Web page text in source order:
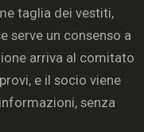
taglia dei vestiti,
serve un consenso a
arriva al comitato
e il socio viene
senza